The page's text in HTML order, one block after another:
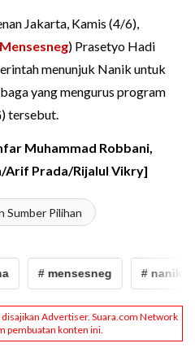
Jakarta, Kamis (4/6),
Mensesneg) Prasetyo Hadi
menunjuk Nanik untuk
yang mengurus program
tersebut.
Muhammad Robbani,
Arif Prada/Rijalul Vikry]
Sumber Pilihan
# mensesneg # nanik s